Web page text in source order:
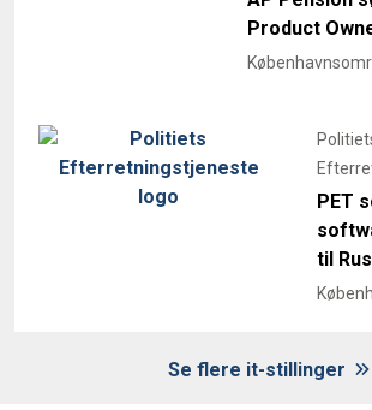
Product
PET
til
Se flere it-stillinger